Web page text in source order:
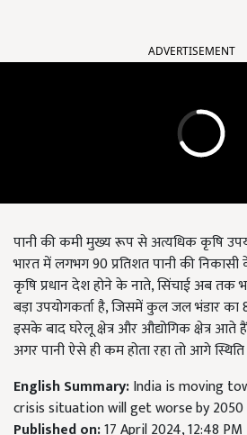
ADVERTISEMENT
पानी की कमी मुख्य रूप से अत्यधिक कृषि
भारत में लगभग 90 प्रतिशत पानी की
कृषि प्रधान देश होने के नाते, सिंचाई अब
बड़ा उपयोगकर्ता है, जिसमें कुल जल भंडार का
इसके बाद घरेलू क्षेत्र और औद्योगिक क्षेत्र आते
अगर पानी ऐसे ही कम होता रहा तो आगे
English Summary:India is moving
crisis situation will get worse by 2050